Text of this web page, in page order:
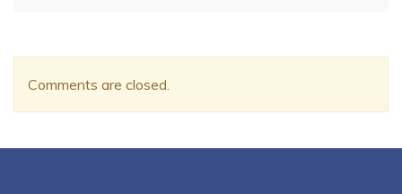
Comments are closed.